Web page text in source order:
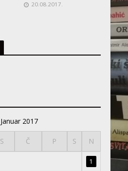
20.08.2017.
Januar 2017
S Č P S N
1